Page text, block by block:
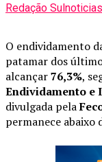
Redação Sulnoticias
O endividamento
patamar dos
alcançar76,3%,
Endividamento e
divulgada pela
permanece abaixo